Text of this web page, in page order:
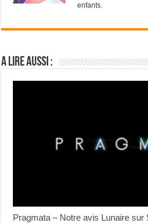
enfants.
A lire aussi :
Pragmata – Notre avis Lunaire sur